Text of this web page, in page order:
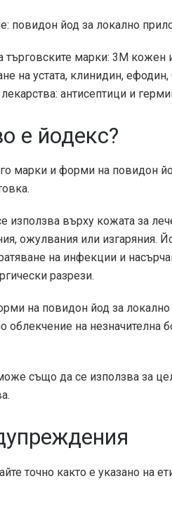
повидон йод за локално
марки: 3M кожен
на устата, клинидин, ефодин,
антисептици и
е йодекс?
марки и форми на повидон
използва върху кожата за
ожулвания или изгаряния.
на инфекции и
разрези.
на повидон йод за локално
облекчение на незначителна
също да се използва за
точно както е указано на